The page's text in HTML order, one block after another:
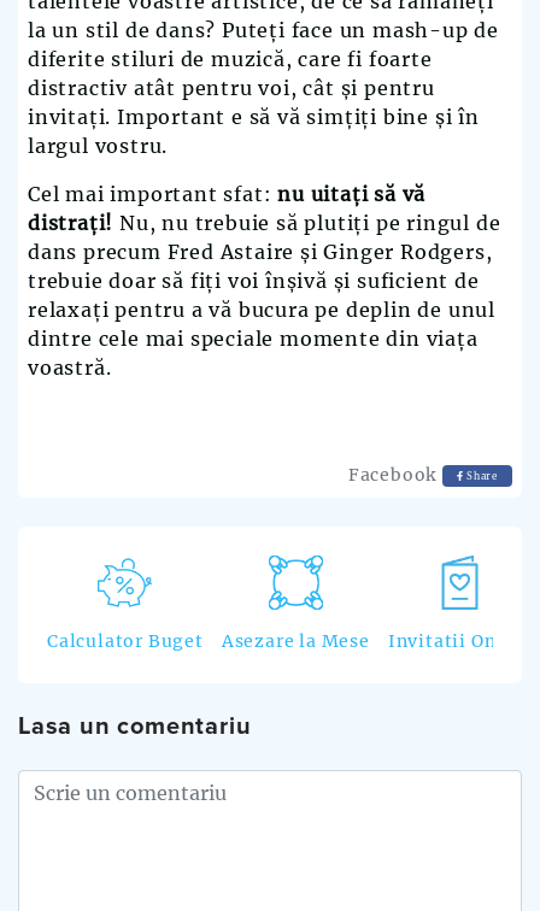
la un stil de dans? Puteți face un mash-up de
diferite stiluri de muzică, care fi foarte
distractiv atât pentru voi, cât și pentru
invitați. Important e să vă simțiți bine și în
largul vostru.
Cel mai important sfat:nu uitați să vă
distrați! Nu, nu trebuie să plutiți pe ringul de
dans precum Fred Astaire și Ginger Rodgers,
trebuie doar să fiți voi înșivă și suficient de
relaxați pentru a vă bucura pe deplin de unul
dintre cele mai speciale momente din viața
voastră.
Facebook Share
Calculator Buget Asezare la Mese Invitatii Online
Lasa un comentariu